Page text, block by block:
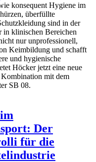
konsequent Hygiene im
überfüllte
sind in der
in klinischen Bereichen
nur unprofessionell,
Keimbildung und schafft
und hygienische
Höcker jetzt eine neue
mit dem
SB 08.
Der
für die